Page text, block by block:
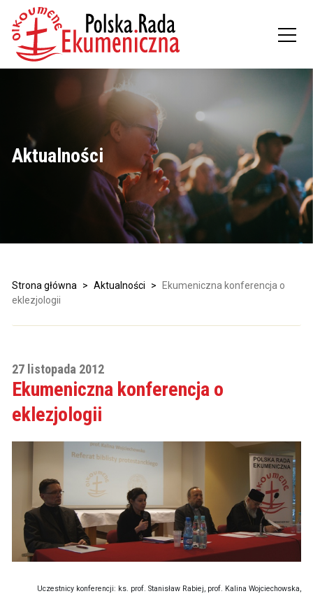
Aktualności
Strona główna > Aktualności >
Ekumeniczna konferencja o
eklezjologii
27 listopada 2012
Ekumeniczna konferencja o
eklezjologii
Uczestnicy konferencji: ks. prof. Stanisław Rabiej, prof. Kalina Wojciechowska,